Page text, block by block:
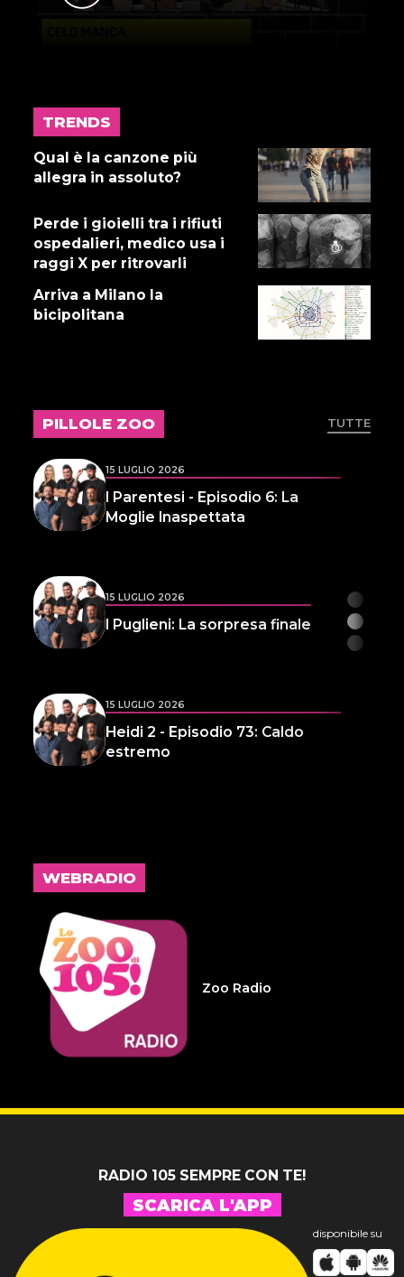
TRENDS
Qual è la canzone più
allegra in assoluto?
Perde i gioielli tra i rifiuti
ospedalieri, medico usa i
raggi X per ritrovarli
Arriva a Milano la
bicipolitana
PILLOLE ZOO TUTTE
17 LUGLIO 2026
Gnano 5 - Episodio 14
16 LUGLIO 2026
Dove abita Ennio 103: Revisione
15 LUGLIO 2026
I Parentesi - Episodio 6: La
Moglie Inaspettata
15 LUGLIO 2026
I Puglieni: La sorpresa finale
15 LUGLIO 2026
Heidi 2 - Episodio 73: Caldo
estremo
frammenti d'anima 32
14 LUGLIO 2026
Infameria Telefonica -
Sospensione patente
WEBRADIO
Zoo Radio
RADIO 105 SEMPRE CON TE!
SCARICA L'APP
disponibile su